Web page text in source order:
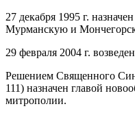
27 декабря 1995 г.
Мурманскую и
29 февраля 2004 г.
Решением Священного
111) назначен главой
митрополии.